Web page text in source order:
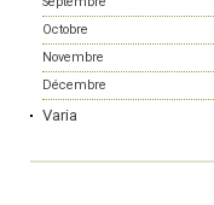
Octobre
Novembre
Décembre
Varia